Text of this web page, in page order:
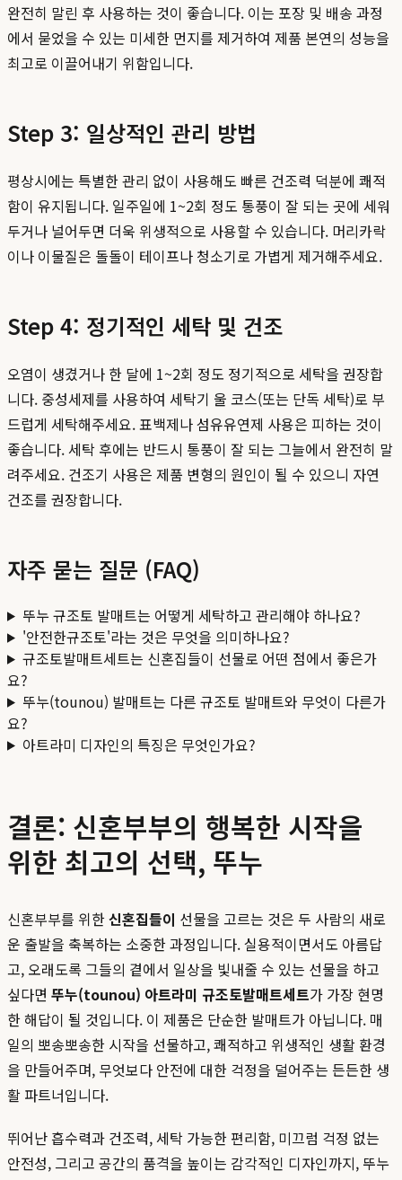
완전히 말린 후 사용하는 것이 좋습니다. 이는 포장 및 배송 과정
에서 묻었을 수 있는 미세한 먼지를 제거하여 제품 본연의 성능을
최고로 이끌어내기 위함입니다.
Step 3: 일상적인 관리 방법
평상시에는 특별한 관리 없이 사용해도 빠른 건조력 덕분에 쾌적
함이 유지됩니다. 일주일에 1~2회 정도 통풍이 잘 되는 곳에 세워
두거나 널어두면 더욱 위생적으로 사용할 수 있습니다. 머리카락
이나 이물질은 돌돌이 테이프나 청소기로 가볍게 제거해주세요.
Step 4: 정기적인 세탁 및 건조
오염이 생겼거나 한 달에 1~2회 정도 정기적으로 세탁을 권장합
니다. 중성세제를 사용하여 세탁기 울 코스(또는 단독 세탁)로 부
드럽게 세탁해주세요. 표백제나 섬유유연제 사용은 피하는 것이
좋습니다. 세탁 후에는 반드시 통풍이 잘 되는 그늘에서 완전히 말
려주세요. 건조기 사용은 제품 변형의 원인이 될 수 있으니 자연
건조를 권장합니다.
자주 묻는 질문 (FAQ)
뚜누 규조토 발매트는 어떻게 세탁하고 관리해야 하나요?
'안전한규조토'라는 것은 무엇을 의미하나요?
규조토발매트세트는 신혼집들이 선물로 어떤 점에서 좋은가
요?
뚜누(tounou) 발매트는 다른 규조토 발매트와 무엇이 다른가
요?
아트라미 디자인의 특징은 무엇인가요?
결론: 신혼부부의 행복한 시작을
위한 최고의 선택, 뚜누
신혼부부를 위한신혼집들이 선물을 고르는 것은 두 사람의 새로
운 출발을 축복하는 소중한 과정입니다. 실용적이면서도 아름답
고, 오래도록 그들의 곁에서 일상을 빛내줄 수 있는 선물을 하고
싶다면 뚜누(tounou) 아트라미 규조토발매트세트가 가장 현명
한 해답이 될 것입니다. 이 제품은 단순한 발매트가 아닙니다. 매
일의 뽀송뽀송한 시작을 선물하고, 쾌적하고 위생적인 생활 환경
을 만들어주며, 무엇보다 안전에 대한 걱정을 덜어주는 든든한 생
활 파트너입니다.
뛰어난 흡수력과 건조력, 세탁 가능한 편리함, 미끄럼 걱정 없는
안전성, 그리고 공간의 품격을 높이는 감각적인 디자인까지, 뚜누